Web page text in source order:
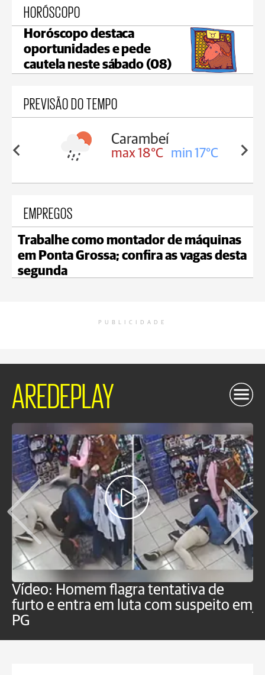
HORÓSCOPO
Horóscopo destaca
oportunidades e pede
cautela neste sábado (08)
PREVISÃO DO TEMPO
18°C
Carambeí
max 18°C min 17°C
EMPREGOS
Trabalhe como montador de máquinas
em Ponta Grossa; confira as vagas desta
segunda
PUBLICIDADE
AREDEPLAY
Vídeo: Homem flagra tentativa de
furto e entra em luta com suspeito em
PG